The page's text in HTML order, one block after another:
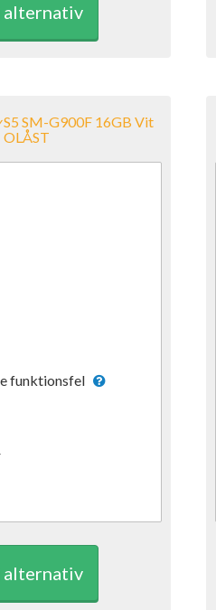
alternativ
S5 SM-G900F 16GB Vit
OLÅST
funktionsfel
alternativ